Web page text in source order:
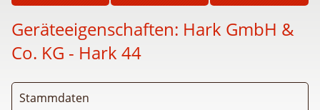
Geräteeigenschaften: Hark GmbH &
Co. KG - Hark 44
Stammdaten